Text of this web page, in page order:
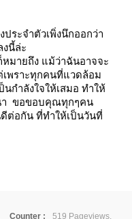
ะจำตัวเพิ่งนึกออกว่า
งนี้ล่ะ
ายถึง แม้ว่าฉันอาจจะ
เพราะทุกคนที่แวดล้อม
กำลังใจให้เสมอ ทำให้
า ขอขอบคุณทุกๆคน
ต่อกัน ที่ทำให้เป็นวันที่
Counter :
519 Pageviews.